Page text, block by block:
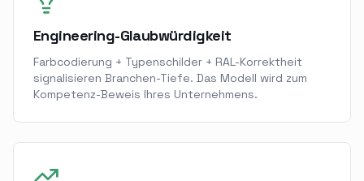
Engineering-Glaubwürdigkeit
Farbcodierung + Typenschilder + RAL-Korrektheit
signalisieren Branchen-Tiefe. Das Modell wird zum
Kompetenz-Beweis Ihres Unternehmens.